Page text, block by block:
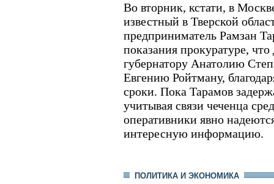
Во вторник, кстати, в
известный в Тверской
предприниматель Рамзан
показания прокуратуре, что
губернатору Анатолию
Евгению Ройтману,
сроки. Пока Тарамов
учитывая связи чеченца
оперативники явно
интересную информацию.
ПОЛИТИКА И ЭКОНОМИКА